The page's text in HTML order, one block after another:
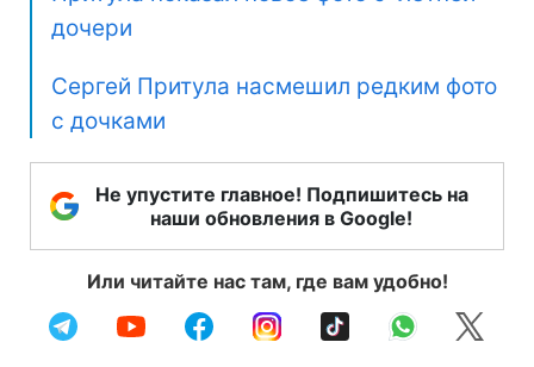
дочери
Сергей Притула насмешил редким фото
с дочками
Не упустите главное! Подпишитесь на
наши обновления в Google!
Или читайте нас там, где вам удобно!